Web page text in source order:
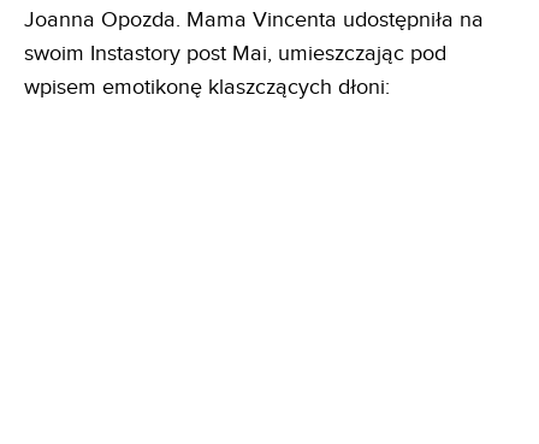
Joanna Opozda. Mama Vincenta udostępniła na
swoim Instastory post Mai, umieszczając pod
wpisem emotikonę klaszczących dłoni: